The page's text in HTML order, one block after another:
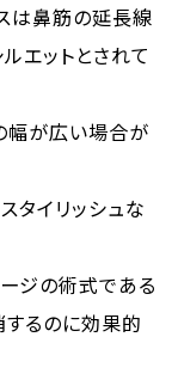
は鼻筋の延長線
エットとされて
幅が広い場合が
タイリッシュな
ジの術式である
るのに効果的